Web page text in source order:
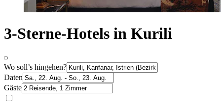
3-Sterne-Hotels in Kurili
Wo soll’s hingehen?
Daten
Gäste